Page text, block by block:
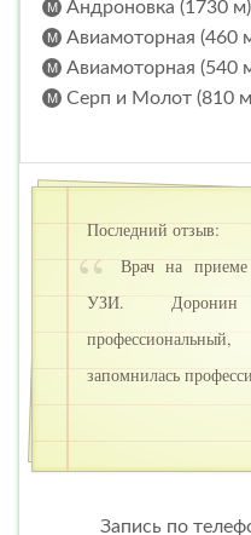
Андроновка (1730 м)
Авиамоторная (460
Авиамоторная (540
Серп и Молот (810
Последний отзыв:
Врач на приеме
УЗИ. Доронин
запомнилась
Запись по